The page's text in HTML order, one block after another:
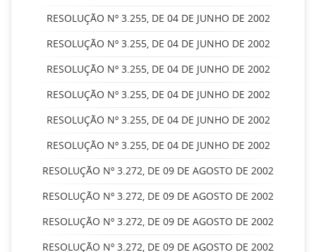
RESOLUÇÃO Nº 3.255, DE 04 DE JUNHO DE 2002
RESOLUÇÃO Nº 3.255, DE 04 DE JUNHO DE 2002
RESOLUÇÃO Nº 3.255, DE 04 DE JUNHO DE 2002
RESOLUÇÃO Nº 3.255, DE 04 DE JUNHO DE 2002
RESOLUÇÃO Nº 3.255, DE 04 DE JUNHO DE 2002
RESOLUÇÃO Nº 3.255, DE 04 DE JUNHO DE 2002
RESOLUÇÃO Nº 3.272, DE 09 DE AGOSTO DE 2002
RESOLUÇÃO Nº 3.272, DE 09 DE AGOSTO DE 2002
RESOLUÇÃO Nº 3.272, DE 09 DE AGOSTO DE 2002
RESOLUÇÃO Nº 3.272, DE 09 DE AGOSTO DE 2002